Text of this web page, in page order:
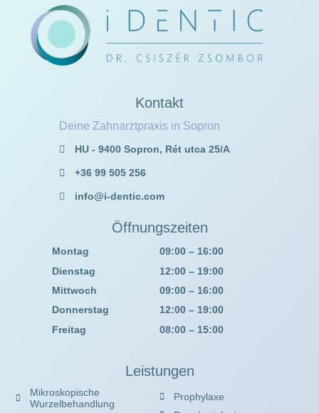
Kontakt
Deine Zahnarztpraxis in Sopron
HU - 9400 Sopron, Rét utca 25/A
+36 99 505 256
info@i-dentic.com
Öffnungszeiten
Montag
Dienstag
Mittwoch
Donnerstag
Freitag
09:00 – 16:00
12:00 – 19:00
09:00 – 16:00
12:00 – 19:00
08:00 – 15:00
Leistungen
Mikroskopische
Wurzelbehandlung
Prophylaxe